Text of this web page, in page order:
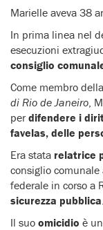
Marielle aveva 38
In prima linea nel
esecuzioni
consiglio
Come membro della
di Rio de Janeiro,
per difendere i
favelas, delle
Era stata relatrice
consiglio comunale
federale in corso a
sicurezza pubblica.
Il suo omicidio è